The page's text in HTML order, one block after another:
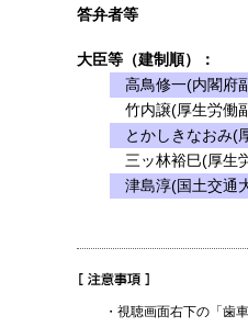
答弁者等
大臣等（建制順）：
高鳥修一(内閣府
竹内譲(厚生労働
とかしきなおみ(
三ッ林裕巳(厚生
津島淳(国土交通
・視聴画面右下の「歯